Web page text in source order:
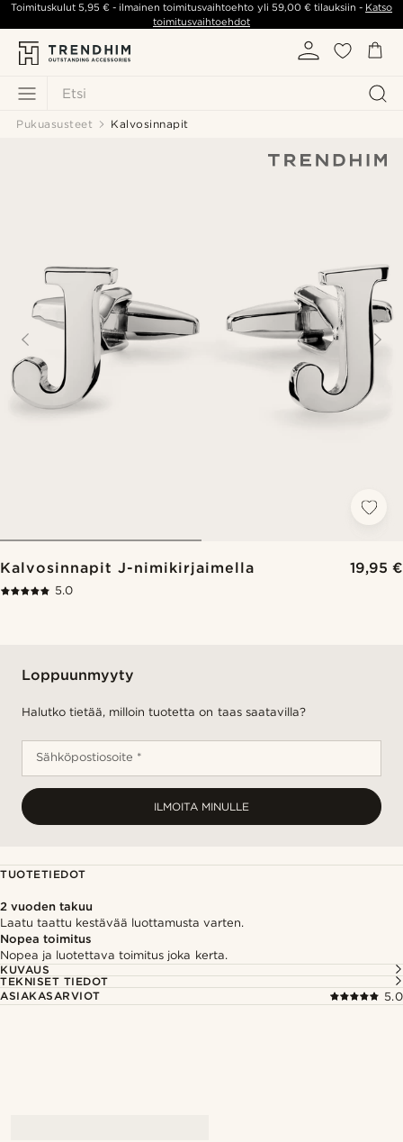
Etsi
Toimituskulut5,95 € - ilmainen toimitusvaihtoehto yli 59,00 €tilauksiin - Katso
toimitusvaihtoehdot
Pukuasusteet Kalvosinnapit
Kalvosinnapit J-nimikirjaimella 19,95 €
5.0
Loppuunmyyty
Halutko tietää, milloin tuotetta on taas saatavilla?
Sähköpostiosoite *
ILMOITA MINULLE
TUOTETIEDOT
2 vuoden takuu
Laatu taattu kestävää luottamusta varten.
Nopea toimitus
Nopea ja luotettava toimitus joka kerta.
KUVAUS
TEKNISET TIEDOT
ASIAKASARVIOT
5.0